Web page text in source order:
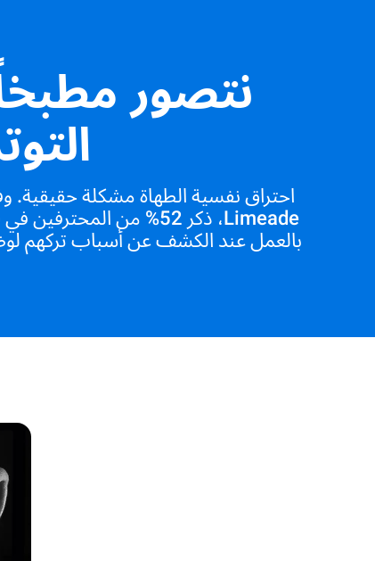
نتصور
بالعمل عند الكشف عن أسباب تركهم لوظائفهم